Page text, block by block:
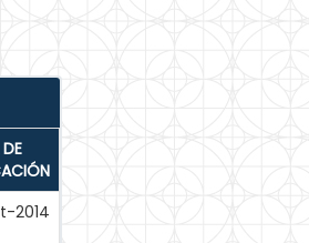
2014